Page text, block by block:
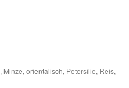
, Minze, orientalisch, Petersilie, Reis,